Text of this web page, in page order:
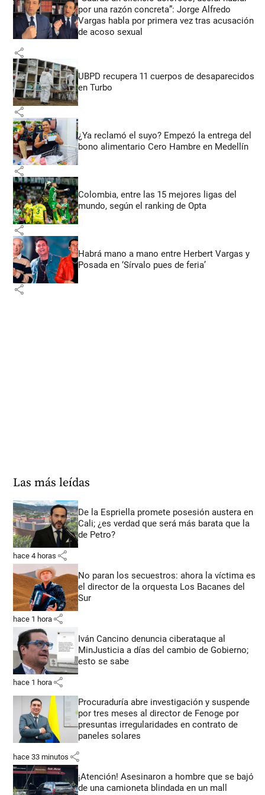
por una razón concreta”: Jorge Alfredo
Vargas habla por primera vez tras acusación
de acoso sexual
share
UBPD recupera 11 cuerpos de desaparecidos
en Turbo
share
¿Ya reclamó el suyo? Empezó la entrega del
bono alimentario Cero Hambre en Medellín
share
Colombia, entre las 15 mejores ligas del
mundo, según el ranking de Opta
share
Habrá mano a mano entre Herbert Vargas y
Posada en ‘Sírvalo pues de feria’
share
Las más leídas
De la Espriella promete posesión austera en
Cali; ¿es verdad que será más barata que la
de Petro?
hace 4 horas share
No paran los secuestros: ahora la víctima es
el director de la orquesta Los Bacanes del
Sur
hace 1 hora share
Iván Cancino denuncia ciberataque al
MinJusticia a días del cambio de Gobierno;
esto se sabe
hace 1 hora share
Procuraduría abre investigación y suspende
por tres meses al director de Fenoge por
presuntas irregularidades en contrato de
paneles solares
hace 33 minutos share
¡Atención! Asesinaron a hombre que se bajó
de una camioneta blindada en un mall